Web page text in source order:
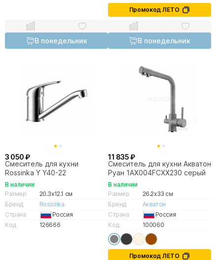
В понедельник
Промокод ЛЕТО
В понедельник
3 050 ₽
Смеситель для кухни
Rossinka Y Y40-22
В наличии
Размер
20.3x12.1 см
Бренд
Rossinka
Страна
Россия
Код
126666
11 835 ₽
Смеситель для кухни Акватон
Руан 1AX004FCXX230 серый
В наличии
Размер
26.2x33 см
Бренд
Акватон
Страна
Россия
Код
100060
Промокод ЛЕТО